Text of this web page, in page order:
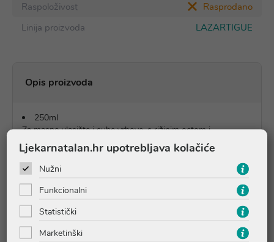
Raspoloživost
Rasprodano
Linija proizvoda
LAZARTIGUE
Opis proizvoda
250ml
Za masno vlasište i suhe vrhove, s rižinim octom i
spirulinom
94% prirodnih aktivnih sastojaka
Šampon obogaćen rižinim octom i spirulinom, pročišćava
vlasište i hidratizira vlas i suhe vrhove. Kosa je rebalansirana,
mekana i sjajna.
Bez sulfata za nježno pranje. Bez silikona za prirodan
osjećaj.
Ljekarnatalan.hr upotrebljava kolačiće
Nužni
Funkcionalni
Statistički
Marketinški